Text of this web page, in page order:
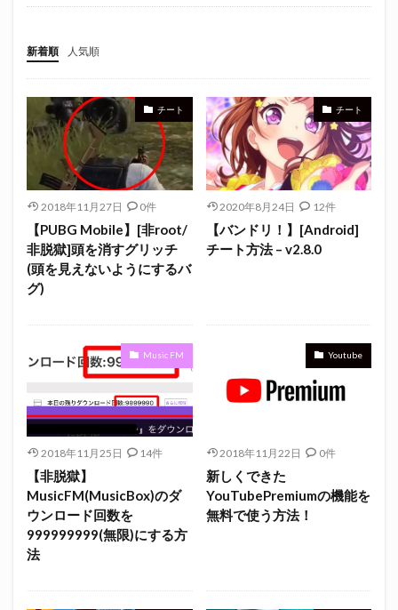
新着順 人気順
チート
2018年11月27日 0件
【PUBG Mobile】[非root/
非脱獄]頭を消すグリッチ
(頭を見えないようにするバ
グ)
チート
2020年8月24日 12件
【バンドリ！】[Android]
チート方法 – v2.8.0
Music FM
2018年11月25日 14件
【非脱獄】
MusicFM(MusicBox)のダ
ウンロード回数を
999999999(無限)にする方
法
Youtube
2018年11月22日 0件
新しくできた
YouTubePremiumの機能を
無料で使う方法！